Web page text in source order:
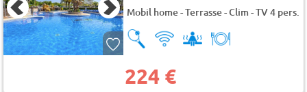
Mobil home - Terrasse - Clim - TV 4 pers.
224 €